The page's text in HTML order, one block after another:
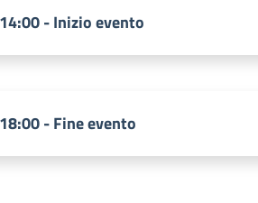
14:00 - Inizio evento
18:00 - Fine evento